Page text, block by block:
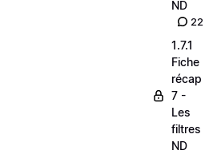
ND
22
1.7.1
Fiche
récap
7 -
Les
filtres
ND